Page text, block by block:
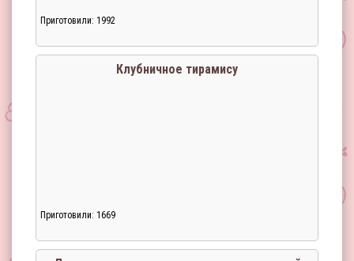
Приготовили: 1992
Клубничное тирамису
Приготовили: 1669